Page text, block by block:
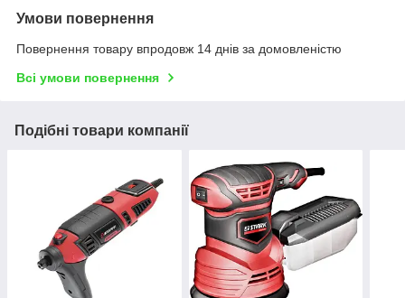
Умови повернення
Повернення товару впродовж 14 днів за домовленістю
Всі умови повернення
Подібні товари компанії